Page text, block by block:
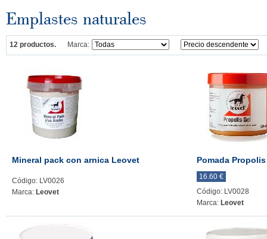
Emplastes naturales
12 productos. Marca:
Mineral pack con arnica Leovet
Código: LV0026
Marca: Leovet
Pomada
16.60 €
Código: LV0028
Marca: Leovet